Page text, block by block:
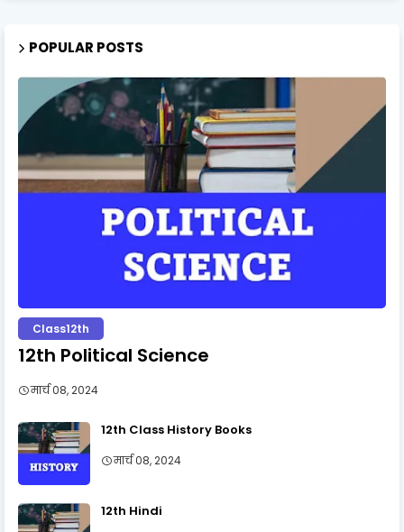
POPULAR POSTS
Class12th
12th Political Science
मार्च 08, 2024
12th Class History Books
मार्च 08, 2024
12th Hindi